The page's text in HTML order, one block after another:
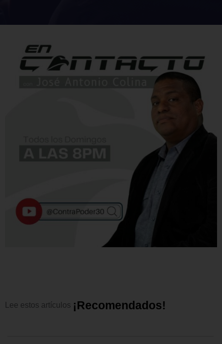
Lee estos artículos ¡Recomendados!